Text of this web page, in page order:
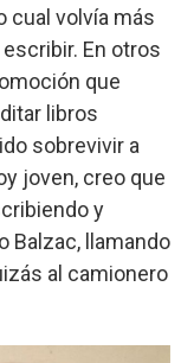
cual volvía más
En otros
que
libros
sobrevivir a
joven, creo que
y
Balzac, llamando
al camionero